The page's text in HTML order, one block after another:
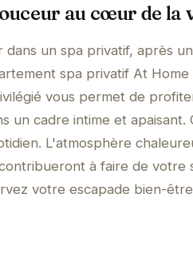
au cœur de la
dans un spa privatif, après
spa privatif At
vous permet de
un cadre intime et
L'atmosphère
à faire de votre
votre escapade bien-